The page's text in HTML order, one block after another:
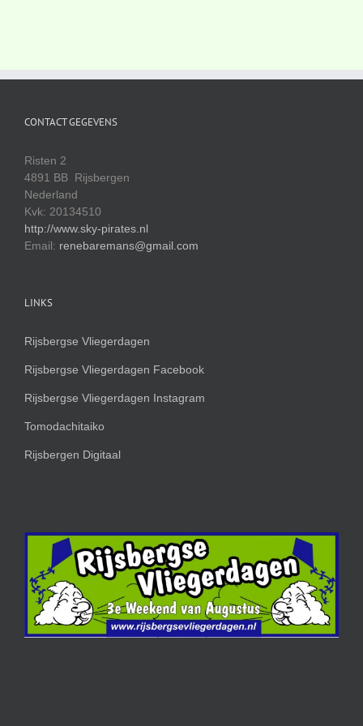
CONTACT GEGEVENS
Risten 2
4891 BB Rijsbergen
Nederland
Kvk: 20134510
http://www.sky-pirates.nl
Email: renebaremans@gmail.com
LINKS
Rijsbergse Vliegerdagen
Rijsbergse Vliegerdagen Facebook
Rijsbergse Vliegerdagen Instagram
Tomodachitaiko
Rijsbergen Digitaal